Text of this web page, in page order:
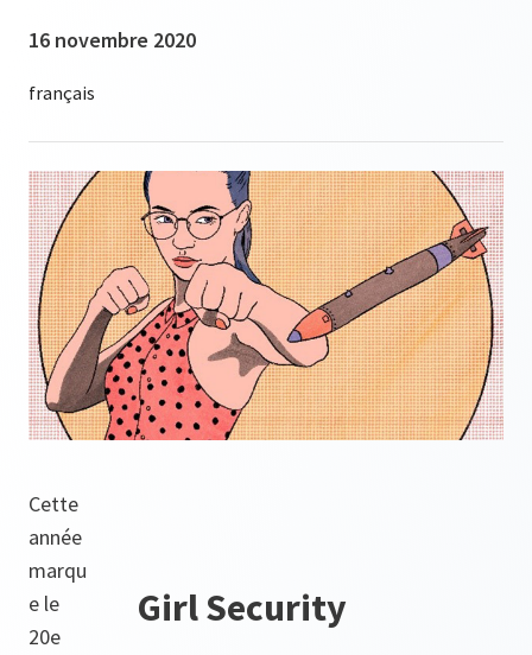
16 novembre 2020
Girl Security
Cette
année
marqu
e le
20e